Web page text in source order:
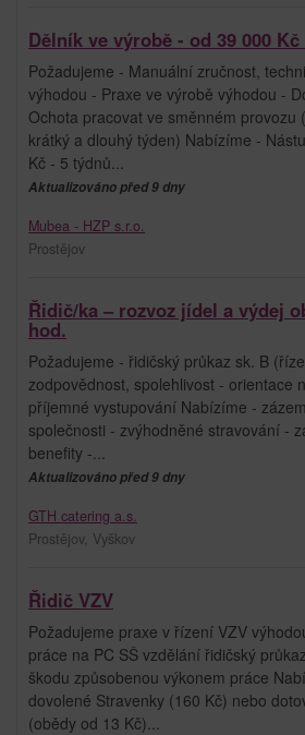
Dělník ve výrobě - od 39 000 Kč
Požadujeme - Manuální zručnost,
výhodou - Praxe ve výrobě výhodou -
Ochota pracovat ve směnném provozu
krátký a dlouhý týden) Nabízíme -
Kč - 5 týdnů...
Aktualizováno před 9 dny
Mubea - HZP s.r.o.
Prostějov
Řidič/ka – rozvoz jídel a výdej
hod.
Požadujeme - řidičský průkaz sk. B
zodpovědnost, spolehlivost - orientace
příjemné vystupování Nabízíme -
společnosti - zvýhodněné stravování -
benefity -...
Aktualizováno před 9 dny
GTH catering a.s.
Prostějov, Vyškov
Řidič VZV
Požadujeme praxe v řízení VZV
práce na PC SŠ vzdělání řidičský
škodu způsobenou výkonem práce
dovolené Stravenky (160 Kč) nebo
(obědy od 13 Kč)...